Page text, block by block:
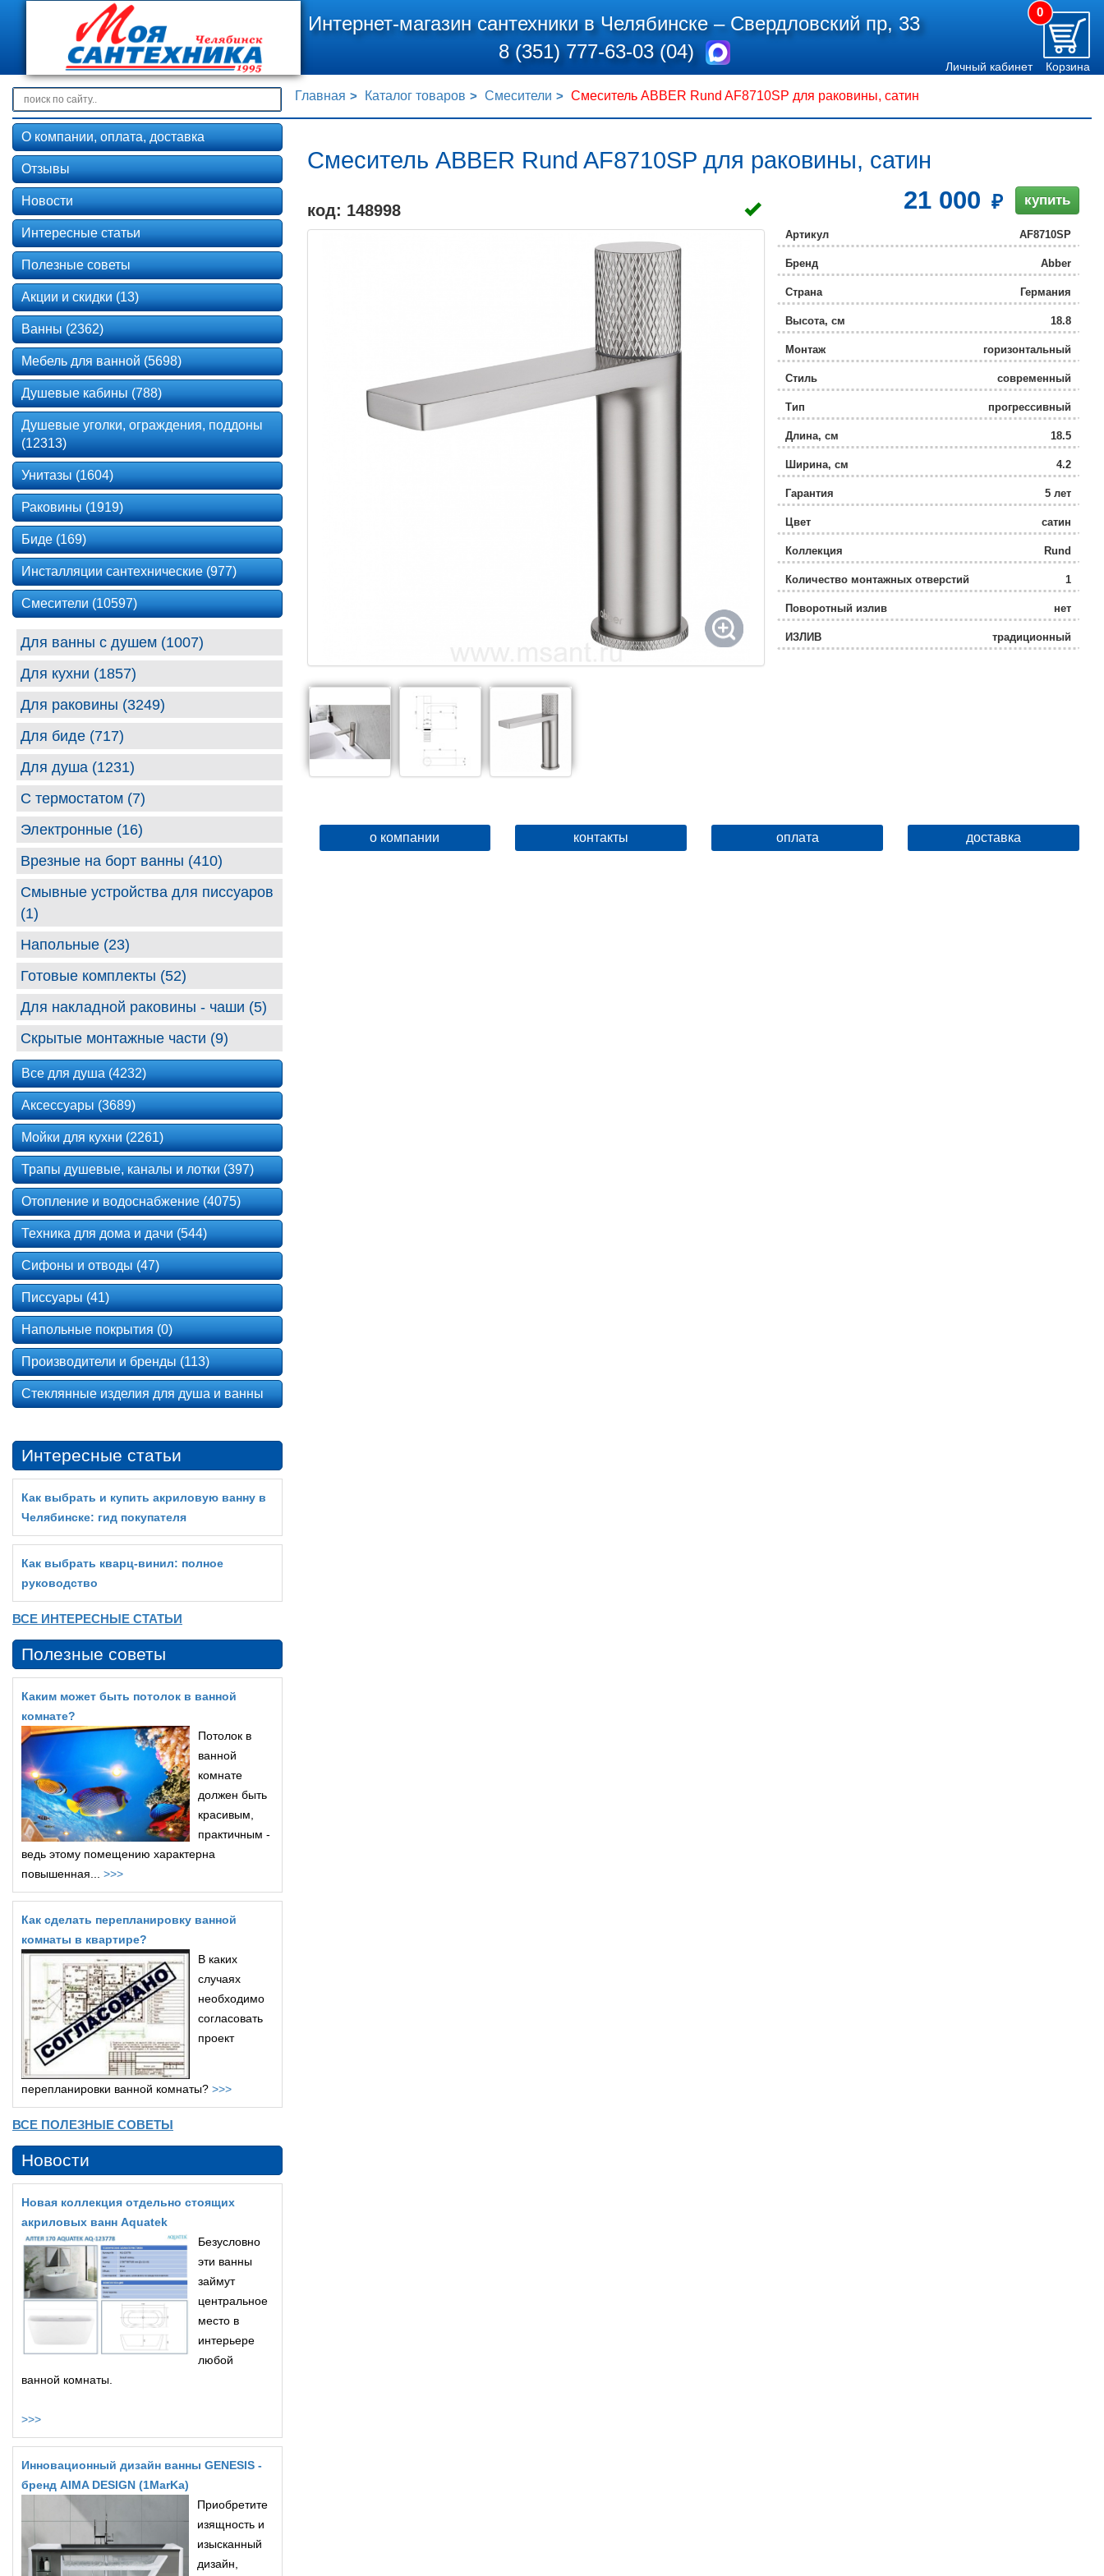
Интернет-магазин сантехники в Челябинске –Свердловский пр, 33
8 (351) 777-63-03 (04)
0
Личный кабинет Корзина
Главная Каталог товаров Смесители Смеситель ABBER Rund AF8710SP для раковины, сатин
Смеситель ABBER Rund AF8710SP для раковины, сатин
код: 148998 21 000 купить
Артикул AF8710SP
Бренд Abber
Страна Германия
Высота, см 18.8
Монтаж
горизонтальный
(стандартный)
Стиль
современный
Тип прогрессивный
Длина, см 18.5
Ширина, см 4.2
Гарантия 5 лет
Цвет сатин
Коллекция Rund
Количество монтажных отверстий 1
Поворотный излив нет
ИЗЛИВ традиционный
о компании контакты оплата доставка
О компании, оплата, доставка
Отзывы
Новости
Интересные статьи
Полезные советы
Акции и скидки (13)
Ванны (2362)
Мебель для ванной (5698)
Душевые кабины (788)
Душевые уголки, ограждения, поддоны
(12313)
Унитазы (1604)
Раковины (1919)
Биде (169)
Инсталляции сантехнические (977)
Смесители (10597)
Для ванны с душем (1007)
Для кухни (1857)
Для раковины (3249)
Для биде (717)
Для душа (1231)
С термостатом (7)
Электронные (16)
Врезные на борт ванны (410)
Смывные устройства для писсуаров
(1)
Напольные (23)
Готовые комплекты (52)
Для накладной раковины - чаши (5)
Скрытые монтажные части (9)
Все для душа (4232)
Аксессуары (3689)
Мойки для кухни (2261)
Трапы душевые, каналы и лотки (397)
Отопление и водоснабжение (4075)
Техника для дома и дачи (544)
Сифоны и отводы (47)
Писсуары (41)
Напольные покрытия (0)
Производители и бренды (113)
Стеклянные изделия для душа и ванны
Интересные статьи
Как выбрать и купить акриловую ванну в
Челябинске: гид покупателя
Как выбрать кварц‑винил: полное
руководство
ВСЕ ИНТЕРЕСНЫЕ СТАТЬИ
Полезные советы
Каким может быть потолок в ванной
комнате?
Потолок в
ванной
комнате
должен быть
красивым,
практичным -
ведь этому помещению характерна
повышенная... >>>
Как сделать перепланировку ванной
комнаты в квартире?
В каких
случаях
необходимо
согласовать
проект
перепланировки ванной комнаты? >>>
ВСЕ ПОЛЕЗНЫЕ СОВЕТЫ
Новости
Новая коллекция отдельно стоящих
акриловых ванн Aquatek
Безусловно
эти ванны
займут
центральное
место в
интерьере
любой
ванной комнаты.
>>>
Инновационный дизайн ванны GENESIS -
бренд AIMA DESIGN (1MarKa)
Приобретите
изящность и
изысканный
дизайн,